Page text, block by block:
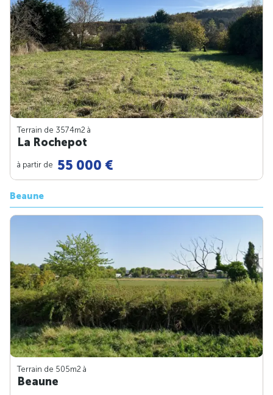
Terrain de 3574m2 à
La Rochepot
à partir de 55 000 €
Beaune
Terrain de 505m2 à
Beaune